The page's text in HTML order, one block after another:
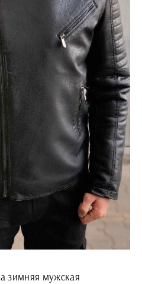
зимняя мужская